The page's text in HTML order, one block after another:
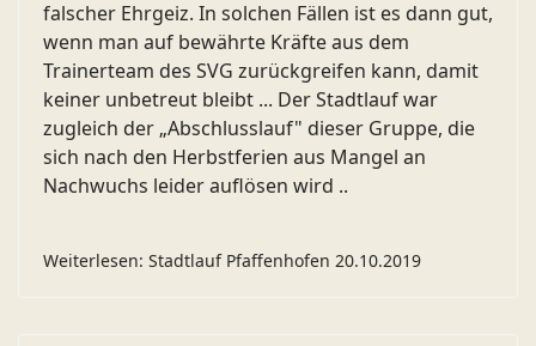
falscher Ehrgeiz. In solchen Fällen ist es dann gut,
wenn man auf bewährte Kräfte aus dem
Trainerteam des SVG zurückgreifen kann, damit
keiner unbetreut bleibt ... Der Stadtlauf war
zugleich der „Abschlusslauf" dieser Gruppe, die
sich nach den Herbstferien aus Mangel an
Nachwuchs leider auflösen wird ..
Weiterlesen: Stadtlauf Pfaffenhofen 20.10.2019